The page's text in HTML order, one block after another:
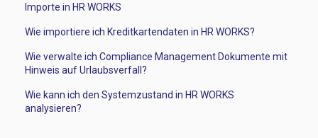
Importe in HR WORKS
Wie importiere ich Kreditkartendaten in HR WORKS?
Wie verwalte ich Compliance Management Dokumente mit
Hinweis auf Urlaubsverfall?
Wie kann ich den Systemzustand in HR WORKS
analysieren?